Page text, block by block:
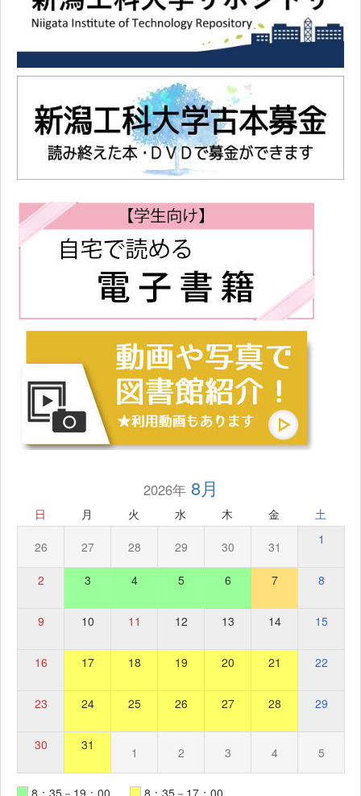
2026年8月
日 月 火 水 木 金 土
26 27 28 29 30 31 1
2 3 4 5 6 7 8
9 10 11 12 13 14 15
16 17 18 19 20 21 22
23 24 25 26 27 28 29
30 31 1 2 3 4 5
8：35－19：00 8：35－17：00